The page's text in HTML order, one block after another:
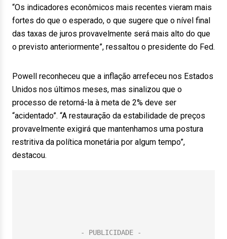
“Os indicadores econômicos mais recentes vieram mais
fortes do que o esperado, o que sugere que o nível final
das taxas de juros provavelmente será mais alto do que
o previsto anteriormente”, ressaltou o presidente do Fed.
Powell reconheceu que a inflação arrefeceu nos Estados
Unidos nos últimos meses, mas sinalizou que o
processo de retorná-la à meta de 2% deve ser
“acidentado”. “A restauração da estabilidade de preços
provavelmente exigirá que mantenhamos uma postura
restritiva da política monetária por algum tempo”,
destacou.